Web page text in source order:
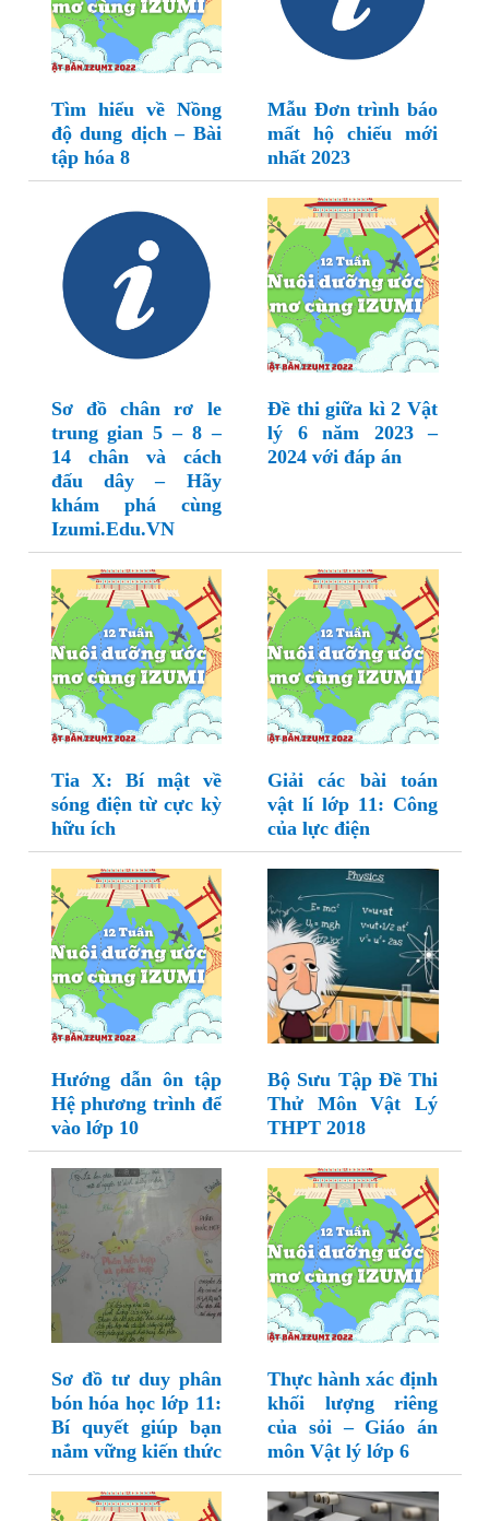
Tìm hiểu về Nồng
độ dung dịch – Bài
tập hóa 8
Mẫu Đơn trình báo
mất hộ chiếu mới
nhất 2023
Sơ đồ chân rơ le
trung gian 5 – 8 –
14 chân và cách
đấu dây – Hãy
khám phá cùng
Izumi.Edu.VN
Đề thi giữa kì 2 Vật
lý 6 năm 2023 –
2024 với đáp án
Tia X: Bí mật về
sóng điện từ cực kỳ
hữu ích
Giải các bài toán
vật lí lớp 11: Công
của lực điện
Hướng dẫn ôn tập
Hệ phương trình để
vào lớp 10
Bộ Sưu Tập Đề Thi
Thử Môn Vật Lý
THPT 2018
Sơ đồ tư duy phân
bón hóa học lớp 11:
Bí quyết giúp bạn
nắm vững kiến thức
Thực hành xác định
khối lượng riêng
của sỏi – Giáo án
môn Vật lý lớp 6